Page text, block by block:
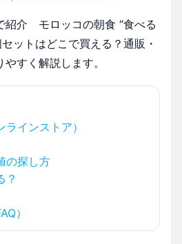
紹介 モロッコの朝食 “食べる
ットはどこで買える？通販・
すく解説します。
インストア）
の探し方
？
）